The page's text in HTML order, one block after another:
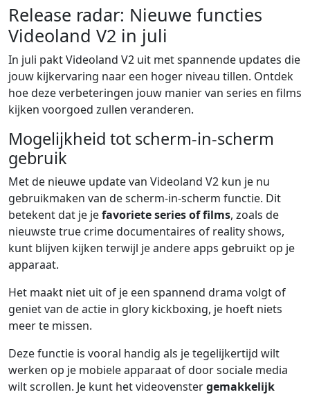
Release radar: Nieuwe functies
Videoland V2 in juli
In juli pakt Videoland V2 uit met spannende updates die
jouw kijkervaring naar een hoger niveau tillen. Ontdek
hoe deze verbeteringen jouw manier van series en films
kijken voorgoed zullen veranderen.
Mogelijkheid tot scherm-in-scherm
gebruik
Met de nieuwe update van Videoland V2 kun je nu
gebruikmaken van de scherm-in-scherm functie. Dit
betekent dat je jefavoriete series of films, zoals de
nieuwste true crime documentaires of reality shows,
kunt blijven kijken terwijl je andere apps gebruikt op je
apparaat.
Het maakt niet uit of je een spannend drama volgt of
geniet van de actie in glory kickboxing, je hoeft niets
meer te missen.
Deze functie is vooral handig als je tegelijkertijd wilt
werken op je mobiele apparaat of door sociale media
wilt scrollen. Je kunt het videovenstergemakkelijk